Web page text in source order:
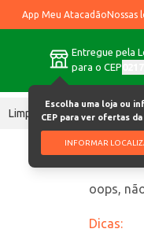
App Meu AtacadãoNossas
Entregue pela
para o CEP
Escolha uma loja ou
CEP para ver ofertas
INFORMAR
Limpeza
oops,
Dicas: